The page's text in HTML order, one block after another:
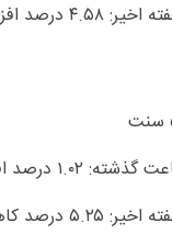
درصد افزایش
درصد کاهش